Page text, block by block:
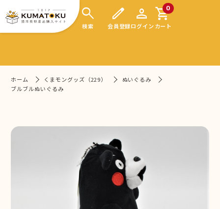
search
検索
edit
会員登録
person
ログイン
0
shopping_cart
カート
ホーム くまモングッズ（229）
ぬいぐるみ
ブルブルぬいぐるみ